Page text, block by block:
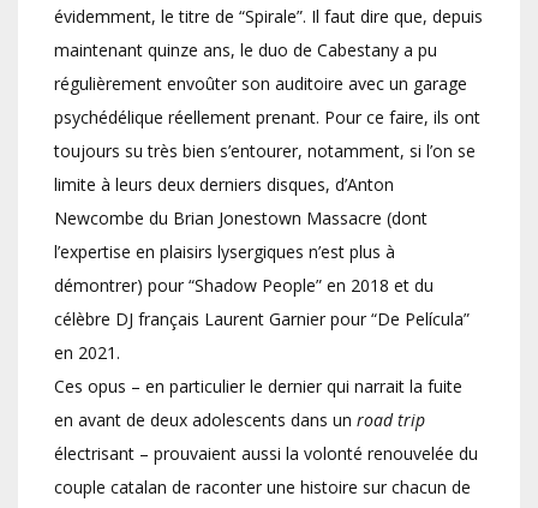
évidemment, le titre de “Spirale”. Il faut dire que, depuis
maintenant quinze ans, le duo de Cabestany a pu
régulièrement envoûter son auditoire avec un garage
psychédélique réellement prenant. Pour ce faire, ils ont
toujours su très bien s’entourer, notamment, si l’on se
limite à leurs deux derniers disques, d’Anton
Newcombe du Brian Jonestown Massacre (dont
l’expertise en plaisirs lysergiques n’est plus à
démontrer) pour “Shadow People” en 2018 et du
célèbre DJ français Laurent Garnier pour “De Película”
en 2021.
Ces opus – en particulier le dernier qui narrait la fuite
en avant de deux adolescents dans un road trip
électrisant – prouvaient aussi la volonté renouvelée du
couple catalan de raconter une histoire sur chacun de